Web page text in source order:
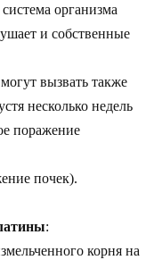
организма
и собственные
могут вызвать также
несколько недель
поражение
почек).
:
корня на